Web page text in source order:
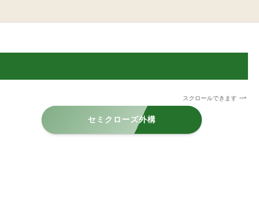
スクロールできます
セミクローズ外構